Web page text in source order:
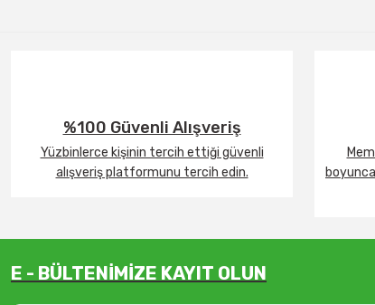
%100 Güvenli Alışveriş
Yüzbinlerce kişinin tercih ettiği güvenli
alışveriş platformunu tercih edin.
E - BÜLTENİMİZE KAYIT OLUN